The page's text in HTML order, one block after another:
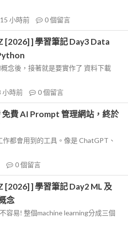
15 小時前 0個留言
[2026] ] 學習筆記 Day3 Data
念後，接著就是要實作了 資料下載
小時前 0個留言
免費 AI Prompt 管理網站，終於
都會用到的工具。像是 ChatGPT、
0個留言
] 學習筆記 Day2 ML 及
念
容易! 整個machine learning分成三個